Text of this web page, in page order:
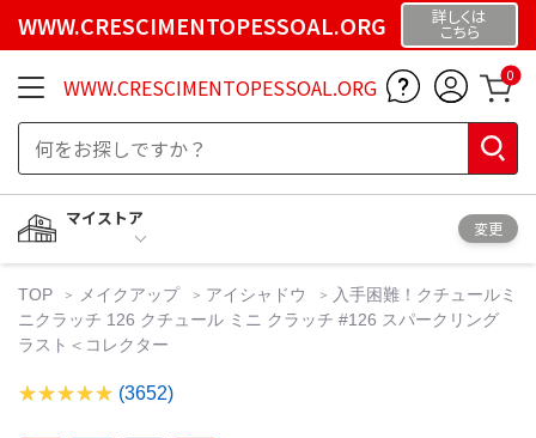
WWW.CRESCIMENTOPESSOAL.ORG 詳しくは
こちら
WWW.CRESCIMENTOPESSOAL.ORG 0
マイストア
変更
TOP メイクアップ アイシャドウ
入手困難！クチュールミ
ニクラッチ 126 クチュール ミニ クラッチ #126 スパークリング
ラスト＜コレクター
(3652)